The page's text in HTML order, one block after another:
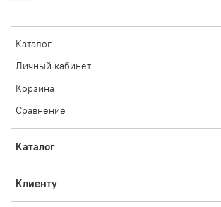
Каталог
Личный кабинет
Корзина
Сравнение
Каталог
Клиенту